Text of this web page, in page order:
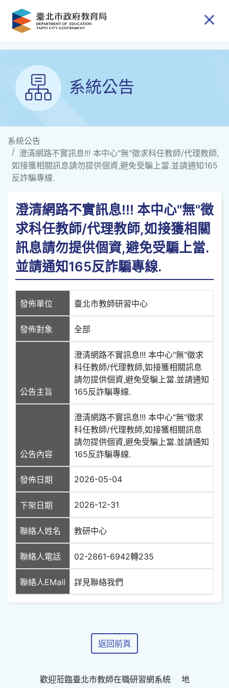
跳到主要內容
系統公告
系統公告
澄清網路不實訊息!!! 本中心"無"徵求科任教師/代理教師,
如接獲相關訊息請勿提供個資,避免受騙上當.並請通知165
反詐騙專線.
澄清網路不實訊息!!! 本中心"無"徵
求科任教師/代理教師,如接獲相關
訊息請勿提供個資,避免受騙上當.
並請通知165反詐騙專線.
發佈單位 臺北市教師研習中心
發佈對象 全部
公告主旨
澄清網路不實訊息!!! 本中心"無"徵求
科任教師/代理教師,如接獲相關訊息
請勿提供個資,避免受騙上當.並請通知
165反詐騙專線.
公告內容
澄清網路不實訊息!!! 本中心"無"徵求
科任教師/代理教師,如接獲相關訊息
請勿提供個資,避免受騙上當.並請通知
165反詐騙專線.
發佈日期 2026-05-04
下架日期 2026-12-31
聯絡人姓名 教研中心
聯絡人電話 02-2861-6942轉235
聯絡人EMail 詳見聯絡我們
返回前頁
歡迎蒞臨臺北市教師在職研習網系統 地